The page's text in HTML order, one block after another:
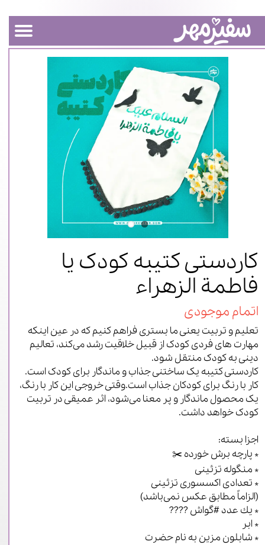
کاردستی کتیبه کودک یا
فاطمة الزهراء
اتمام موجودی
تعلیم و تربیت یعنی ما بستری فراهم کنیم که در عین اینکه
مهارت های فردی کودک از قبیل خلاقیت رشد می‌کند، تعالیم
دینی به کودک منتقل شود.
کاردستی کتیبه یک ساختنی جذاب و ماندگار برای کودک است.
کار با رنگ برای کودکان جذاب است.وقتی خروجی این کار با رنگ،
یک محصول ماندگار و پر معنا می‌شود، اثر عمیقی در تربیت
کودک خواهد داشت.
اجزا بسته:
* پارچه برش خورده ✂️
* منگوله تزئینی
* تعدادی اکسسوری تزئینی
(الزاماً مطابق عکس نمی‌باشد)
* یك عدد #گواش ????
* ابر
* شابلون مزین به نام حضرت